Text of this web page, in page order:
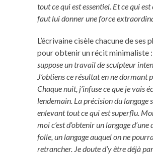
tout ce qui est essentiel. Et ce qui est
faut lui donner une force
L’écrivaine cisèle chacune de ses
pour obtenir un récit minimaliste :
suppose un travail de sculpteur
J’obtiens ce résultat en ne dormant
Chaque nuit, j’infuse ce que je vais
lendemain. La précision du langage
enlevant tout ce qui est superflu.
moi c’est d’obtenir un langage d’une
folle, un langage auquel on ne
retrancher. Je doute d’y être déjà